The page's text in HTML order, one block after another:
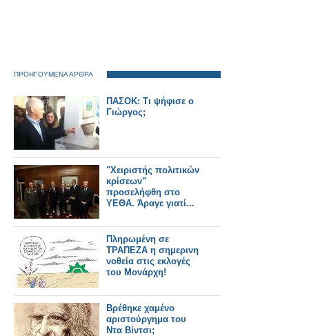
ΠΡΟΗΓΟΥΜΕΝΑ ΑΡΘΡΑ
ΠΑΣΟΚ: Τι ψήφισε ο
Γιώργος;
"Χειριστής πολιτικών
κρίσεων"
προσελήφθη στο
ΥΕΘΑ. Άραγε γιατί...
Πληρωμένη σε
ΤΡΑΠΕΖΑ η σημερινη
νοθεία στις εκλογές
του Μονάρχη!
Βρέθηκε χαμένο
αριστούργημα του
Ντα Βίντσι;